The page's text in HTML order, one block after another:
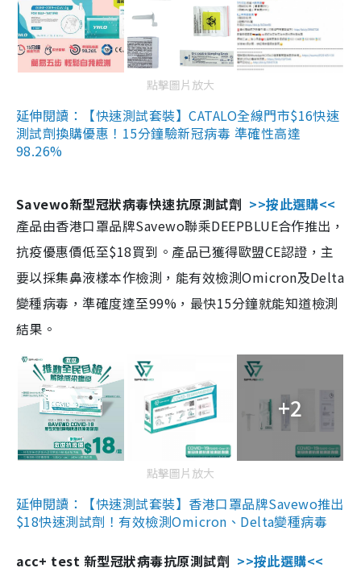
點擊圖片放大
延伸閱讀：【快速測試套裝】CATALO全線門市$16快速
測試劑換購優惠！15分鐘驗新冠病毒 準確性高達
98.26%
Savewo新型冠狀病毒快速抗原測試劑 >>按此選購<<
產品由香港口罩品牌Savewo聯乘DEEPBLUE合作推出，
抗疫優惠價低至$18買到。產品已獲得歐盟CE認證，主
要以採集鼻液樣本作檢測，能有效檢測Omicron及Delta
變種病毒，準確度達至99%，最快15分鐘就能知道檢測
結果。
+2
點擊圖片放大
延伸閱讀：【快速測試套裝】香港口罩品牌Savewo推出
$18快速測試劑！有效檢測Omicron、Delta變種病毒
acc+ test 新型冠狀病毒抗原測試劑 >>按此選購<<